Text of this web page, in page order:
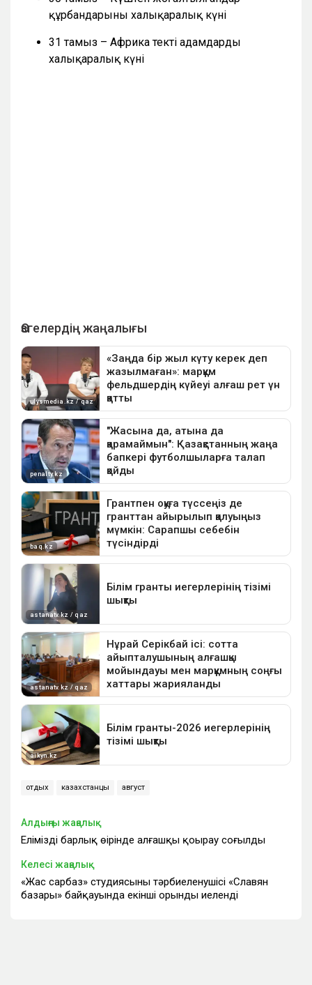
құрбандарының халықаралық күні
31 тамыз – Африка текті адамдардың
халықаралық күні
отдых казахстанцы август
Алдыңғы жаңалық
Еліміздің барлық өңірінде алғашқы қоңырау соғылды
Келесі жаңалық
«Жас сарбаз» студиясының тәрбиеленушісі «Славян
базары» байқауында екінші орынды иеленді